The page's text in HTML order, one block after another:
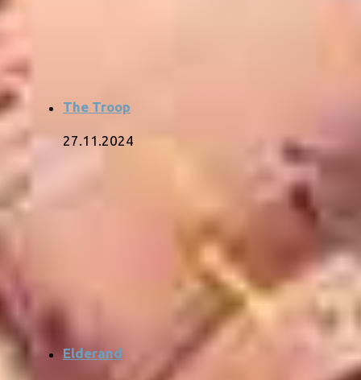
The Troop
27.11.2024
Elderand